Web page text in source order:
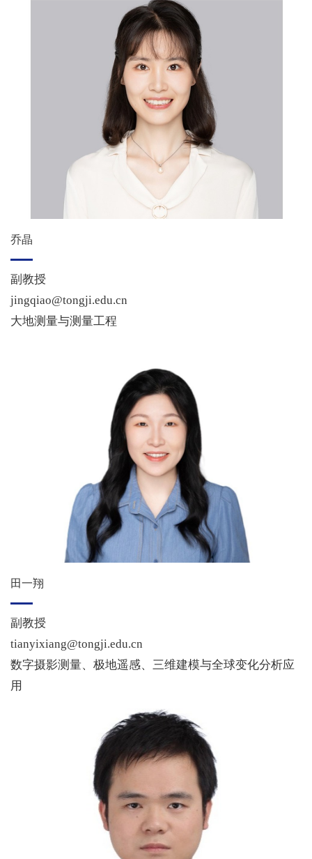
乔晶
副教授
jingqiao@tongji.edu.cn
大地测量与测量工程
田一翔
副教授
tianyixiang@tongji.edu.cn
数字摄影测量、极地遥感、三维建模与全球变化分析应
用